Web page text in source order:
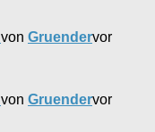
von Gruendervor
von Gruendervor